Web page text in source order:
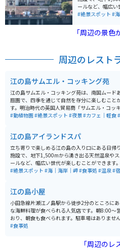
ズ」が植えられて
ールなど、幅広
らは江の島の美し
可能なので、江の
す。
#絶景スポット #
「周辺の景
周辺のレスト
江の島サムエル・コッキング苑
江の島サムエル・コッキング苑は、南国ムード
庭園で、四季を通じて自然を存分に楽しむこと
す。明治時代の英国人貿易商「サムエル・コッ
に由来する和洋折衷の植物園です。 ここには世界中の珍
カミヒイラギ」なども生育しています。また、関
災などで失われたサムエル氏の温室跡も見学す
できます。苑内には藤沢市と関連の深い姉妹都
もあります。 松本館では本格的な蕎麦を楽しんだり、蕎
麦打ち体験もできます。マイアミビーチ広場で
国の国花である「ムクゲ」などを観賞することが
す。春澤園では中国の伝統的な建築物を見ること
ます。ウィンザー広場には美しい「カナディア
ズ」が植えられています。
#動植物園#絶景スポット #夜景#カフェ｜軽食
江の島アイランドスパ
立ち寄りで楽しめる江の島の入り口にある日帰
施設で、地下1,500mから湧き出る天然温泉や
ールなど、幅広い世代が楽しむことができます
らは江の島の美しい風景だけではなく、雄大な
す。
#絶景スポット #海｜海岸｜岬#食事処 #温泉#
江の島小屋
小田急線片瀬江ノ島駅から徒歩2分のところに
な海鮮料理が食べられる人気店です。朝8:00～
おり、朝食も食べられます。駐車場はありませ
店から徒歩１分のところに江ノ電駐車センターが
ので、早めにいって外の待合席で待機しておく
#食事処
「周辺の